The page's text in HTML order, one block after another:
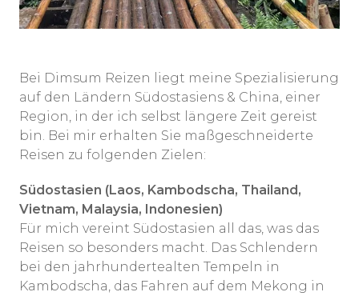
Bei Dimsum Reizen liegt meine Spezialisierung
auf den Ländern Südostasiens & China, einer
Region, in der ich selbst längere Zeit gereist
bin. Bei mir erhalten Sie maßgeschneiderte
Reisen zu folgenden Zielen:
Südostasien (Laos, Kambodscha, Thailand,
Vietnam, Malaysia, Indonesien)
Für mich vereint Südostasien all das, was das
Reisen so besonders macht. Das Schlendern
bei den jahrhundertealten Tempeln in
Kambodscha, das Fahren auf dem Mekong in